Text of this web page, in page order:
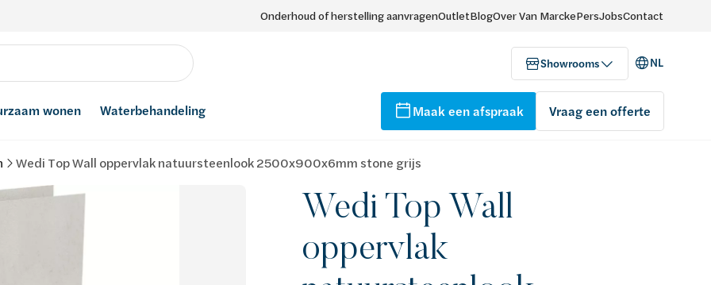
Onderhoud of herstelling aanvragenOutletBlogOver Van MarckePersJobsContact
Showrooms NL
wonen Waterbehandeling Maak een afspraak Vraag een offerte
Wedi Top Wall oppervlak natuursteenlook 2500x900x6mm stone grijs
Wedi Top Wall
oppervlak